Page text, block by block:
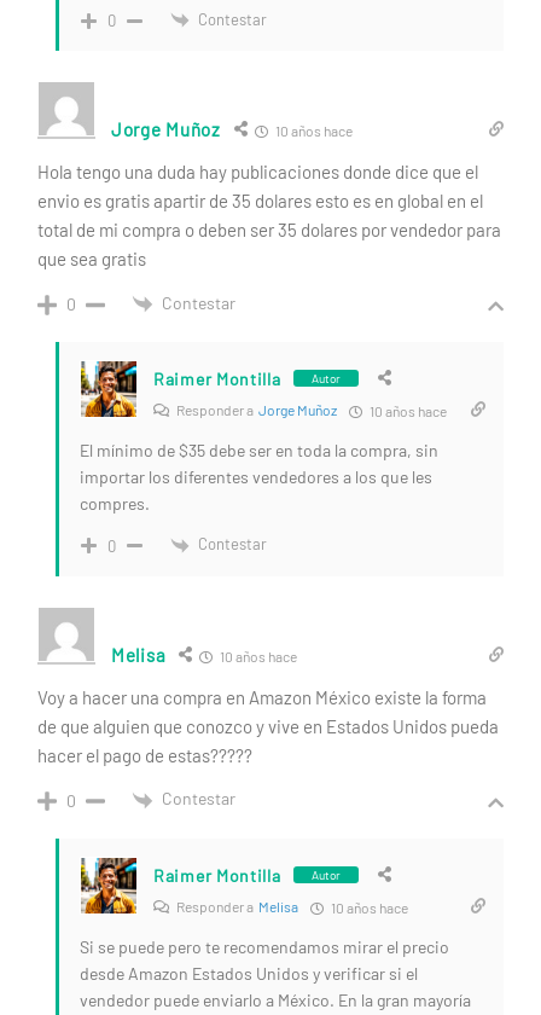
0 Contestar
Jorge Muñoz 10 años hace
Hola tengo una duda hay publicaciones donde dice que el
envio es gratis apartir de 35 dolares esto es en global en el
total de mi compra o deben ser 35 dolares por vendedor para
que sea gratis
0 Contestar
Raimer Montilla Autor
Responder a Jorge Muñoz 10 años hace
El mínimo de $35 debe ser en toda la compra, sin
importar los diferentes vendedores a los que les
compres.
0 Contestar
Melisa 10 años hace
Voy a hacer una compra en Amazon México existe la forma
de que alguien que conozco y vive en Estados Unidos pueda
hacer el pago de estas?????
0 Contestar
Raimer Montilla Autor
Responder a Melisa 10 años hace
Si se puede pero te recomendamos mirar el precio
desde Amazon Estados Unidos y verificar si el
vendedor puede enviarlo a México. En la gran mayoría